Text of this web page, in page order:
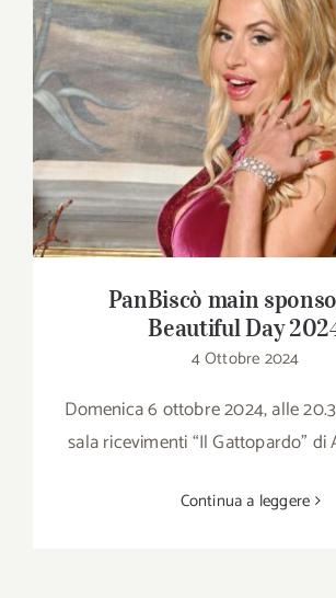
Download
Contatti
SHOP
Cerca
per:
PanBiscò main sponsor del
2024
PanBiscò main
Beautiful Day
4 Ottobre 2024
Domenica 6 ottobre 2024, alle
sala ricevimenti “Il Gattopardo” di
Continua a leggere